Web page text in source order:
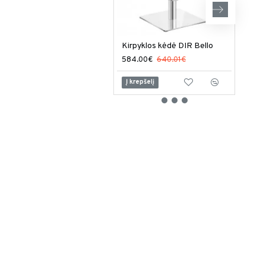
Kirpyklos kėdė DIR Bello
584.00€ 640.01€
Į krepšelį